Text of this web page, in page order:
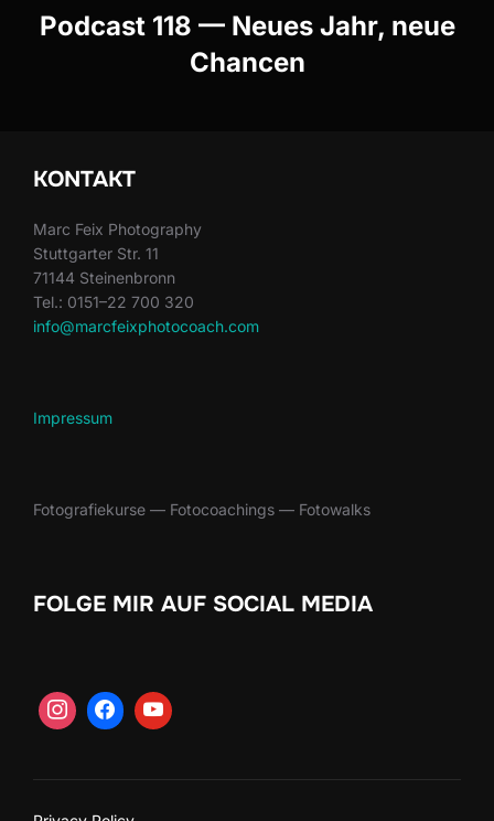
Podcast 118 — Neues Jahr, neue
Chancen
KONTAKT
Marc Feix Pho­tog­ra­phy
Stuttgarter Str. 11
71144 Steinen­bronn
Tel.: 0151–22 700 320
info@marcfeixphotocoach.com
Impres­sum
Fotografiekurse — Foto­coach­ings — Fotowalks
FOLGE MIR AUF SOCIAL MEDIA